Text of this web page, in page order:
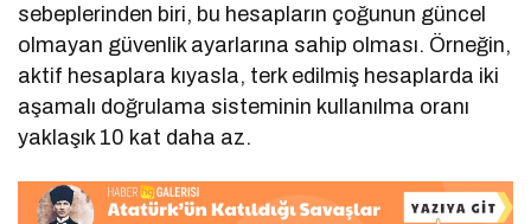
sebeplerinden biri, bu hesapların çoğunun güncel
olmayan güvenlik ayarlarına sahip olması. Örneğin,
aktif hesaplara kıyasla, terk edilmiş hesaplarda iki
aşamalı doğrulama sisteminin kullanılma oranı
yaklaşık 10 kat daha az.